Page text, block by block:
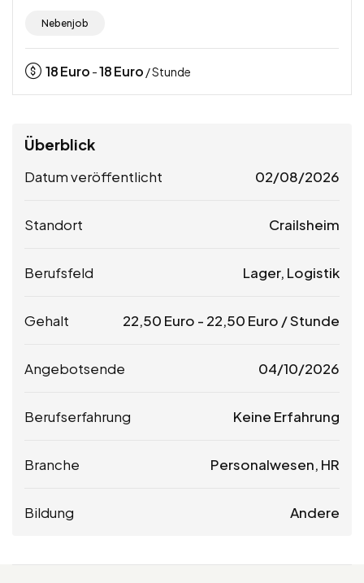
Nebenjob
18Euro -18Euro / Stunde
Überblick
Datum veröffentlicht 02/08/2026
Standort Crailsheim
Berufsfeld Lager, Logistik
Gehalt 22,50 Euro - 22,50 Euro / Stunde
Angebotsende 04/10/2026
Berufserfahrung Keine Erfahrung
Branche Personalwesen, HR
Bildung Andere